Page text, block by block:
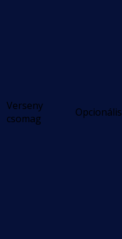
Verseny
csomag
Opcionális